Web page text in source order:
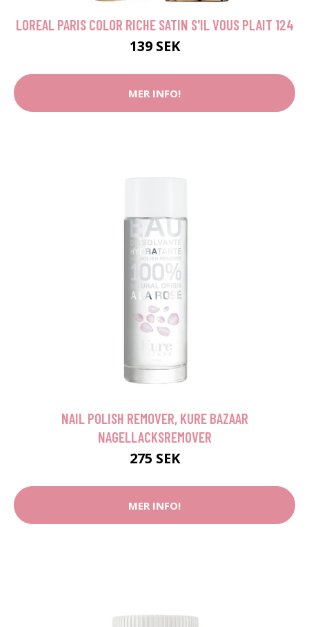
LOREAL PARIS COLOR RICHE SATIN S'IL VOUS PLAIT 124
139 SEK
MER INFO!
NAIL POLISH REMOVER, KURE BAZAAR
NAGELLACKSREMOVER
275 SEK
MER INFO!